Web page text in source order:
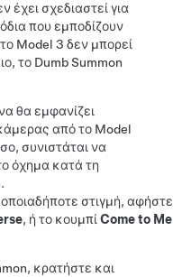
έχει σχεδιαστεί για
που εμποδίζουν
Model 3 δεν μπορεί
το Dumb Summon
θα εμφανίζει
από το Model
συνιστάται να
όχημα κατά τη
οποιαδήποτε στιγμή, αφήστε
, ή το κουμπίCome to Me
, κρατήστε και